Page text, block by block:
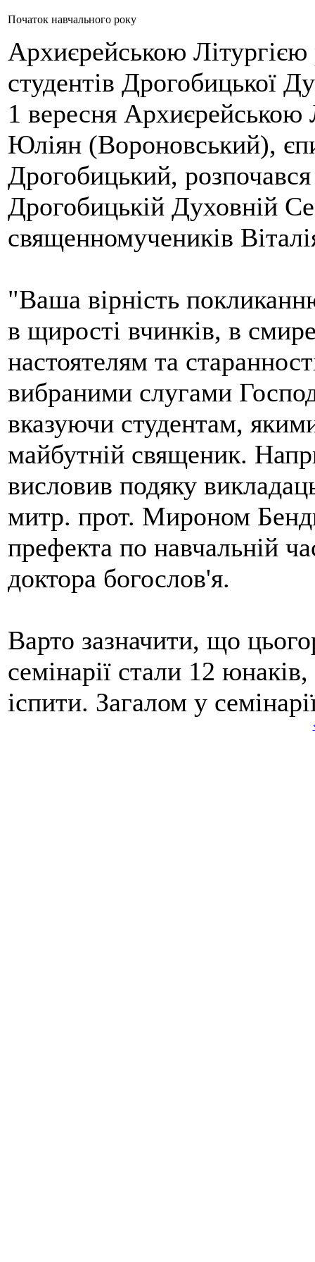
Початок навчального року
Архиєрейською Літургією
студентів Дрогобицької
1 вересня Архиєрейською
Юліян (Вороновський),
Дрогобицький,
Дрогобицькій Духовній
священномучеників
"Ваша вірність
в щирості вчинків, в
настоятелям та
вибраними слугами
вказуючи студентам,
майбутній священик.
висловив подяку
митр. прот. Мироном
префекта по навчальній
доктора богослов'я.
Варто зазначити, що
семінарії стали 12
іспити. Загалом у